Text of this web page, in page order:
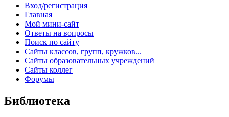
Вход/регистрация
Главная
Мой мини-сайт
Ответы на вопросы
Поиск по сайту
Сайты классов, групп, кружков...
Сайты образовательных учреждений
Сайты коллег
Форумы
Библиотека